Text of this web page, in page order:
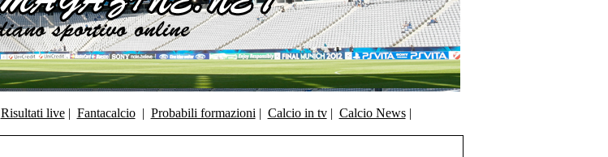
Risultati live| Fantacalcio| Probabili formazioni | Calcio in tv| Calcio News|